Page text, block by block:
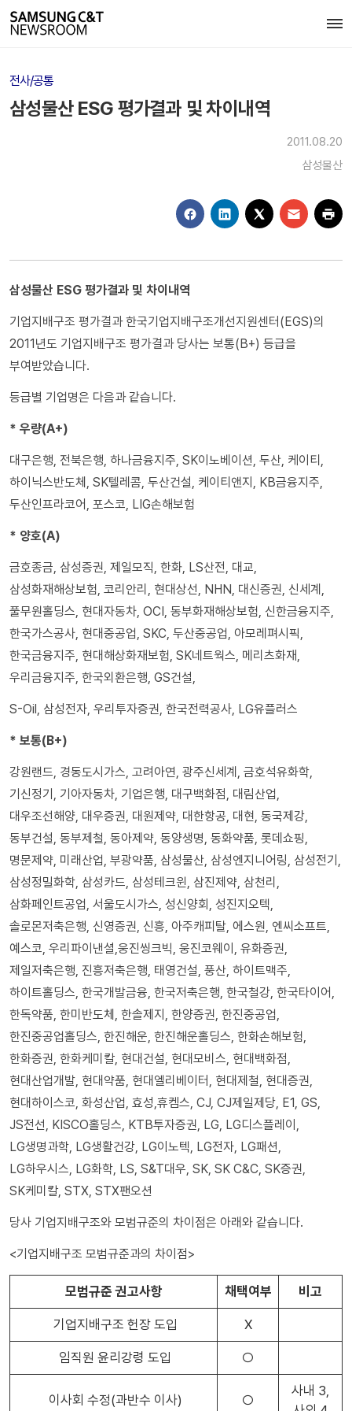
전사/공통
삼성물산 ESG 평가결과 및 차이내역
2011.08.20
삼성물산
삼성물산 ESG 평가결과 및 차이내역
기업지배구조 평가결과 한국기업지배구조개선지원센터(EGS)의
2011년도 기업지배구조 평가결과 당사는 보통(B+) 등급을
부여받았습니다.
등급별 기업명은 다음과 같습니다.
* 우량(A+)
대구은행, 전북은행, 하나금융지주, SK이노베이션, 두산, 케이티,
하이닉스반도체, SK텔레콤, 두산건설, 케이티앤지, KB금융지주,
두산인프라코어, 포스코, LIG손해보험
* 양호(A)
금호종금, 삼성증권, 제일모직, 한화, LS산전, 대교,
삼성화재해상보험, 코리안리, 현대상선, NHN, 대신증권, 신세계,
풀무원홀딩스, 현대자동차, OCI, 동부화재해상보험, 신한금융지주,
한국가스공사, 현대중공업, SKC, 두산중공업, 아모레펴시픽,
한국금융지주, 현대해상화재보험, SK네트웍스, 메리츠화재,
우리금융지주, 한국외환은행, GS건설,
S-Oil, 삼성전자, 우리투자증권, 한국전력공사, LG유플러스
* 보통(B+)
강원랜드, 경동도시가스, 고려아연, 광주신세계, 금호석유화학,
기신정기, 기아자동차, 기업은행, 대구백화점, 대림산업,
대우조선해양, 대우증권, 대원제약, 대한항공, 대현, 동국제강,
동부건설, 동부제철, 동아제약, 동양생명, 동화약품, 롯데쇼핑,
명문제약, 미래산업, 부광약품, 삼성물산, 삼성엔지니어링, 삼성전기,
삼성정밀화학, 삼성카드, 삼성테크윈, 삼진제약, 삼천리,
삼화페인트공업, 서울도시가스, 성신양회, 성진지오텍,
솔로몬저축은행, 신영증권, 신흥, 아주캐피탈, 에스원, 엔씨소프트,
예스코, 우리파이낸셜,웅진씽크빅, 웅진코웨이, 유화증권,
제일저축은행, 진흥저축은행, 태영건설, 풍산, 하이트맥주,
하이트홀딩스, 한국개발금융, 한국저축은행, 한국철강, 한국타이어,
한독약품, 한미반도체, 한솔제지, 한양증권, 한진중공업,
한진중공업홀딩스, 한진해운, 한진해운홀딩스, 한화손해보험,
한화증권, 한화케미칼, 현대건설, 현대모비스, 현대백화점,
현대산업개발, 현대약품, 현대엘리베이터, 현대제철, 현대증권,
현대하이스코, 화성산업, 효성,휴켐스, CJ, CJ제일제당, E1, GS,
JS전선, KISCO홀딩스, KTB투자증권, LG, LG디스플레이,
LG생명과학, LG생활건강, LG이노텍, LG전자, LG패션,
LG하우시스, LG화학, LS, S&T대우, SK, SK C&C, SK증권,
SK케미칼, STX, STX팬오션
당사 기업지배구조와 모범규준의 차이점은 아래와 같습니다.
<기업지배구조 모범규준과의 차이점>
모범규준 권고사항 채택여부 비고
기업지배구조 헌장 도입 X
임직원 윤리강령 도입 ○
이사회 수정(과반수 이사) ○
사내 3,